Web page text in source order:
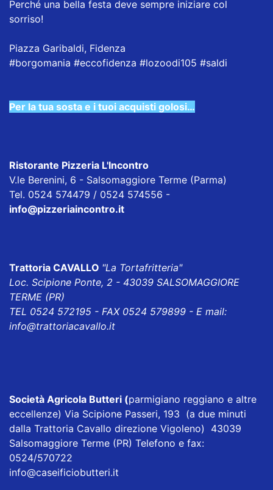
Perché una bella festa deve sempre iniziare col
sorriso!
Piazza Garibaldi, Fidenza
#borgomania #eccofidenza #lozoodi105 #saldi
Per la tua sosta e i tuoi acquisti golosi…
Ristorante Pizzeria L'Incontro
V.le Berenini, 6 - Salsomaggiore Terme (Parma)
Tel. 0524 574479 / 0524 574556 -
info@pizzeriaincontro.it
Trattoria CAVALLO "La Tortafritteria"
Loc. Scipione Ponte, 2 - 43039 SALSOMAGGIORE
TERME (PR)
TEL 0524 572195 - FAX 0524 579899 - E mail:
info@trattoriacavallo.it
Società Agricola Butteri (parmigiano reggiano e altre
eccellenze) Via Scipione Passeri, 193 (a due minuti
dalla Trattoria Cavallo direzione Vigoleno) 43039
Salsomaggiore Terme (PR) Telefono e fax:
0524/570722
info@caseificiobutteri.it